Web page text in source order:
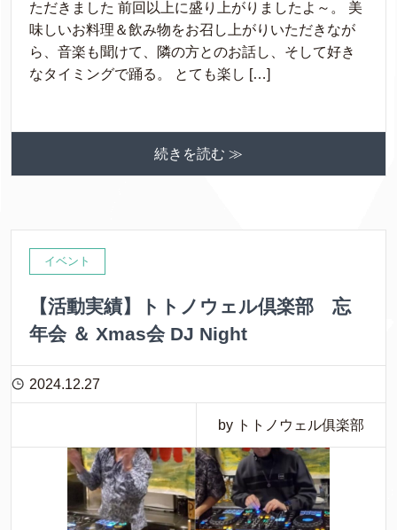
ただきました 前回以上に盛り上がりましたよ～。 美
味しいお料理＆飲み物をお召し上がりいただきなが
ら、音楽も聞けて、隣の方とのお話し、そして好き
なタイミングで踊る。 とても楽し […]
続きを読む ≫
イベント
【活動実績】トトノウェル倶楽部 忘
年会 ＆ Xmas会 DJ Night
2024.12.27
by トトノウェル俱楽部